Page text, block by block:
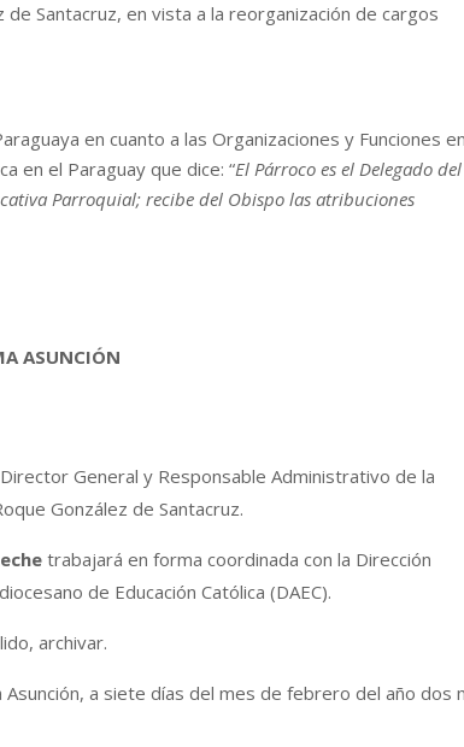
de Santacruz, en vista a la reorganización de cargos
en cuanto a las Organizaciones y Funciones
en el Paraguay que dice: “El Párroco es el Delegado del
Parroquial; recibe del Obispo las atribuciones
ASUNCIÓN
Director General y Responsable Administrativo de la
González de Santacruz.
trabajará en forma coordinada con la Dirección
de Educación Católica (DAEC).
archivar.
a siete días del mes de febrero del año dos